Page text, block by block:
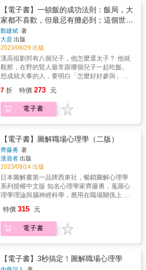
揚性格中的優點：共情力、洞察力、敏感力、
獨處力&hellip;&hellip; 透過這些年不斷對自己
的內心進行改造，一方面我更能感知這世間之
美，心中漸漸從陰霾走向陽光自信，正因為我
有過這樣的經歷，所以更能體會內向型人格所
面臨的困惑和優勢。另一方面，我將多年對人
性的洞察寫了下來，在社交媒體上受到了好
評，於是我打算將它們出版成冊，去影響更多
人並不是一種美德，躲在自己的世界裡，失去
際達人，卻喜歡和朋友們互相合作幫助，在互
相幫助中增進感情，達到目標，於是我總結
出：好人脈，是麻煩出來的！ 後來在一次閱讀
中，我發現了「富蘭克林效應」，這與我的觀
點不謀而合，就像跨越200多年的一次對話一
般，頓時我靈感大開，將自己的經驗與思考寫
了下來。 高情商的社交關係，需要掌握人的心
理感受，在保持自我的同時，帶給人們舒適的
心理體驗，認識自己，並且對自己進行改造，
讓平等、理解、包容、自信融進生活，融進我
們的骨子裡去。 人們常說一個人的「成熟」就
是在於圓滑、功利、老練，為了在這個社會生
存，就需要隨著環境而改變自我，恕我無法認
同。 一個真正的能人，懂得如何保持自我的本
心，用實力、真心、品質、修養、格局來換取
項艱巨的任務：轉變傳統的社交模式，構建和
諧平等簡單的人際環境。 如果你能夠透過本書
事情，共情能力太強，讓我一度陷入痛苦之
中，我具備敏感型人格的所有缺點：玻璃心、
內向、不敢表達、內心複雜、多愁善感
&hellip;&hellip;，由於能夠感知到別人的痛苦，
我生怕因為自己的原因，給別人造成困擾。 就
如太宰治所說：「太敏感的人會體諒他人的痛
苦，自然就無法輕易做到坦率，所謂的坦率，
其實就是暴力。」 我曾以為，我的一生都將因
為性格的缺失，陷入這幫人無法理解的糾結之
中，但我不甘，這樣的生活過於沉重，於是我
反思和質疑，我發現這種性格不完全是一種缺
陷，反而是一種能力：感知與體驗。 我知道性
格難以改變，於是我盡量剔除性格中讓人厭惡
揚性格中的優點：共情力、洞察力、敏感力、
獨處力&hellip;&hellip; 透過這些年不斷對自己
的內心進行改造，一方面我更能感知這世間之
美，心中漸漸從陰霾走向陽光自信，正因為我
有過這樣的經歷，所以更能體會內向型人格所
面臨的困惑和優勢。另一方面，我將多年對人
性的洞察寫了下來，在社交媒體上受到了好
的人。 在觀察人群時，我發現不好意思打擾別
人並不是一種美德，躲在自己的世界裡，失去
了與外界的聯繫，那些坐擁眾多人脈關係的交
際達人，卻喜歡和朋友們互相合作幫助，在互
出：好人脈，是麻煩出來的！ 後來在一次閱讀
中，我發現了「富蘭克林效應」，這與我的觀
最高評分。她極度認真，她的研究帶來轉變。
她是哥倫比亞大學的頂尖人才，不容錯過。」
&mdash;&mdash;彼得・T・科曼博士（Peter
T. Coleman, PhD），哥倫比亞大學莫頓．多伊
奇合作與衝突解決國際中心（Morton Deutsch
International Center for Cooperation and
Conflict Resolution）執行主任暨心理學與教育
教授 &
和組織的目標向前邁進。 ▌抱持成長心態，即
使是負面關係也可以改變 我們無法控制他人的
行為，但我們可以改變應對的態度、方式與想
法。把焦點放在你能控制的事情上，就不容易
沮喪。在負面關係下，你需要的是做出「有效
果」的反應，而不是衝動的行為： 觀察你的反
應（是生氣、自責還是沮喪？）&rarr; 重新評估
情況（現況真的是你想像的那樣嗎？有沒有可
能真的是個誤會？）&rarr; 監控你的壓力（你擔
心什麼？最近有睡好嗎？還是正在跟重要的人
架，而是思考為什麼造就現況？）&rarr; 分析對
方的類型（是8種中的哪一型，抑或是全都
有？）&rarr; 對方的行為心理（他是基於什麼原
適合的應對行為（得體的回應，必做與避做的
獨家眉角） 藉由本書能幫助你建立人際關係的
復原韌性，亦即能夠更快從負面的互動中恢復
過來，減輕你的壓力，有效應對困難同事、建
立適當界限。 【各界推薦】 ․這本書告訴我們
如何在工作上過得很好，即使是要跟我們希望
他能另謀高就的混蛋一起工作，也能招架。我
高曼 ․內容既實用又睿智。艾美．嘉露就是那
個你希望在你邁向職業生涯的下一步，可以陪
伴在你身邊的人。──《心理安全感的力量》作
並且點石成金把它們變成一些最有意義的工作
關係。──《逆思維》作者／亞當．格蘭特 ․艾
骨牌」？ 掌握13個要素、6個步驟，當一個主
動傾聽的好密友，讓關係持續加深！ ◆如何打
造屬於自己的天才網絡，讓人脈既有效、又有
價值？ 應用6大方法、6個練習，從零也可以逐
步累積人脈，幫助你解決問題、迎接挑戰！ ◆
無論內、外向，如何觀察對方的行為風格，打
動人心、維繫關係？ 採用16個步驟、8個問
題，理解對方的情緒氛圍，有效調整自己的互
動模式！ & 本書特色 & ．從各種案例出發，結
朋友」的疑難雜症。學會更加認識自己，也能
同理他人，進而改善人際關係。 ．書中提出一
套架構，將人際關係區分為兩大類型。幫助讀
驟，不流於理論空泛，更容易養成超強人脈！
斌，筆名池雨秋，資深策劃人（curator）與暢
銷書作家， 他從參加的一個個飯局中，體會許
多人心世態： ◎想邀重要人士吃飯，用什麼理
由，貴人會欣然赴約？ ◎飯都吃了，卻要我違
反做人原則，此時該怎麼辦？ ◎有攤必到絕對
會被當成丑角，你要怎麼篩選重要的飯局？
◎99％的人前途都毀在聚會中過於「拘謹」，
不善社交的我該怎麼辦？ 這些問題該怎麼處
理，本書都會告訴你。 ◎飯局不是單方面拜託
誰，得是資源交換 ．抬轎的和坐轎的都須心知
買武器、籌軍餉，讓江浙總督左宗棠得以施展
抱負， 也洗刷自己攜款私逃的惡名。胡雪巖深
知：所有人際交往都來自給予和回報。 & ．不
找知名演員葛優拍戲，卻苦尋不著對方的聯絡
方式， 怎麼辦？利用朋友的朋友圈，就能把人
拉到自己這一方。 ◎找對人上你的餐桌 ．同學
會就別逃了，參加唄 &「最高法院中，一半的
人都是西政出來的」。這就是中國法律界知名
的西政現象： 出身西南政法大學。當年一起幹
蠢事，日後一起幹大事。 與其厭惡同學會的互
同學會，能迅速累積人脈，找到你的貴人？ ．
如何讓重要的人記住你？ 美國前總統柯林頓跟
沙烏地阿拉伯王子碰個面，就為波音公司爭取
到大訂單， 所以聚會的主題並不重要，重要的
7種你該結交的對象！ ◎邀請的藝術，他非來
不可 ．提出讓對方無法拒絕的邀請 請上司、老
【電子書】一頓飯的成功法則：飯局，大
家都不喜歡，但最忌有攤必到；這個世界
永遠因人成事，一切就從餐桌上的試探開
始
鄭建斌 著
大是 出版
2023/08/29 出版
漢高祖劉邦有八個兒子，他怎麼選太子？ 他就
觀察，在野的賢人最常跟哪個兒子一起吃飯。
想成就大事的人，要明白「怎麼好好參與」飯
的事情變正面，收穫滿滿。 聚會，是建立「人
情」最重要的關鍵。而成就好事的飯局，該怎
麼吃？ 如何讓重要的人記住你？越是敵人越要
斌，筆名池雨秋，資深策劃人（curator）與暢
銷書作家， 他從參加的一個個飯局中，體會許
多人心世態： ◎想邀重要人士吃飯，用什麼理
由，貴人會欣然赴約？ ◎飯都吃了，卻要我違
反做人原則，此時該怎麼辦？ ◎有攤必到絕對
會被當成丑角，你要怎麼篩選重要的飯局？
◎99％的人前途都毀在聚會中過於「拘謹」，
不善社交的我該怎麼辦？ 這些問題該怎麼處
理，本書都會告訴你。 ◎飯局不是單方面拜託
肚明的是&hellip;&hellip; 紅頂商人胡雪巖花錢
買武器、籌軍餉，讓江浙總督左宗棠得以施展
抱負， 也洗刷自己攜款私逃的惡名。胡雪巖深
認識對方？那就讓對方認識你 大導演馮小剛想
7 折 特價 273 元
電子書
【電子書】圖解職場心理學（二版）
齊藤勇 著
漫遊者 出版
2023/08/14 出版
日本圖解書第一品牌西東社，暢銷圖解心理學
系列授權中文版 知名心理學家齊藤勇，蒐羅心
理學理論與腦神經科學，應用在職場關係上 職
&hellip;&hellip; 就讓心理學家當你的職場關係
顧問吧！ 實用‧易懂‧超有趣 3分鐘讀懂一個概念
╳117則職場問題清晰詳解 從心理學觀點，解
屬好好相處？」 「怎樣帶給別人良好的第一印
象？」 「開會時要做什麼才能掌握主導權？」
特價 315 元
電子書
【電子書】3秒搞定！圖解職場心理學